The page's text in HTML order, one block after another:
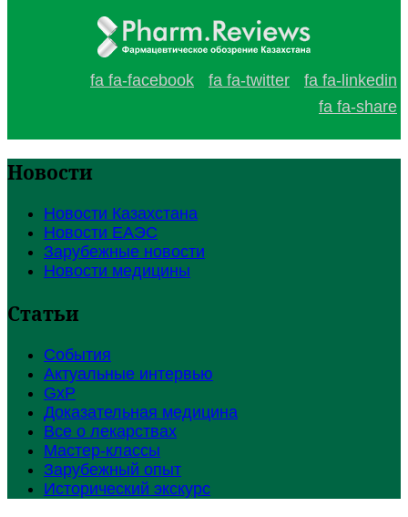
fa fa-facebook fa fa-twitter
fa fa-linkedin
fa fa-share
Новости
Новости Казахстана
Новости ЕАЭС
Зарубежные новости
Новости медицины
Статьи
События
Актуальные интервью
GxP
Доказательная медицина
Все о лекарствах
Мастер-классы
Зарубежный опыт
Исторический экскурс